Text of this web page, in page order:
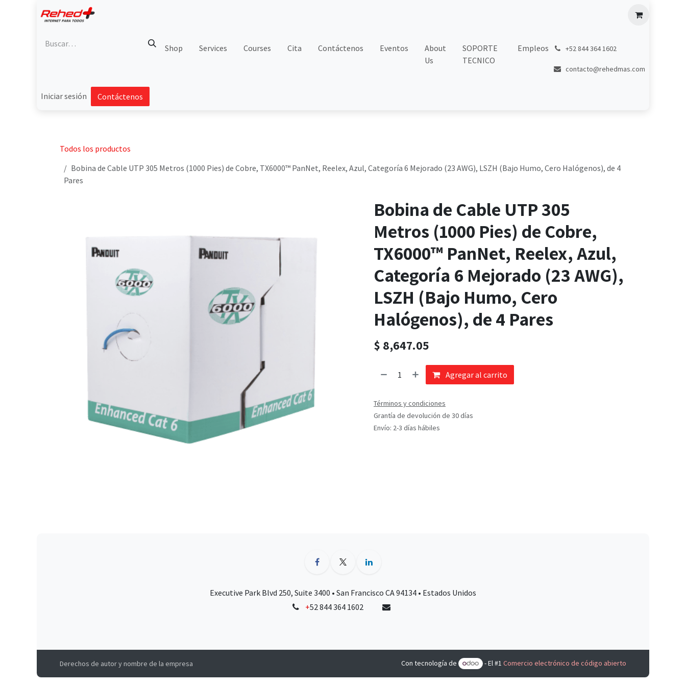
Shop Services Courses Cita Contáctenos Eventos
About
Us
SOPORTE
TECNICO
Empleos +52 844 364 1602
contacto@rehedmas.com
Iniciar sesión Contáctenos
Todos los productos
Bobina de Cable UTP 305 Metros (1000 Pies) de Cobre, TX6000™ PanNet, Reelex, Azul, Categoría 6 Mejorado (23 AWG), LSZH (Bajo Humo, Cero Halógenos), de 4
Pares
Bobina de Cable UTP 305
Metros (1000 Pies) de Cobre,
TX6000™ PanNet, Reelex, Azul,
Categoría 6 Mejorado (23 AWG),
LSZH (Bajo Humo, Cero
Halógenos), de 4 Pares
$ 8,647.05
Agregar al carrito
Términos y condiciones
Grantía de devolución de 30 días
Envío: 2-3 días hábiles
Executive Park Blvd 250, Suite 3400 • San Francisco CA 94134 • Estados Unidos
+52 844 364 1602
Derechos de autor y nombre de la empresa Con tecnología de - El #1 Comercio electrónico de código abierto